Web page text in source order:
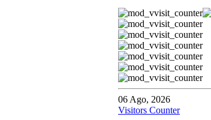
06 Ago, 2026
Visitors Counter